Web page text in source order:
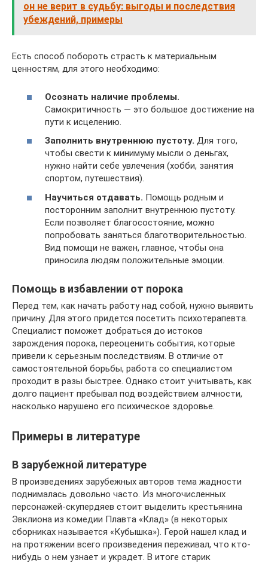
он не верит в судьбу: выгоды и последствия
убеждений, примеры
Есть способ побороть страсть к материальным
ценностям, для этого необходимо:
Осознать наличие проблемы.
Самокритичность — это большое достижение на
пути к исцелению.
Заполнить внутреннюю пустоту. Для того,
чтобы свести к минимуму мысли о деньгах,
нужно найти себе увлечения (хобби, занятия
спортом, путешествия).
Научиться отдавать. Помощь родным и
посторонним заполнит внутреннюю пустоту.
Если позволяет благосостояние, можно
попробовать заняться благотворительностью.
Вид помощи не важен, главное, чтобы она
приносила людям положительные эмоции.
Помощь в избавлении от порока
Перед тем, как начать работу над собой, нужно выявить
причину. Для этого придется посетить психотерапевта.
Специалист поможет добраться до истоков
зарождения порока, переоценить события, которые
привели к серьезным последствиям. В отличие от
самостоятельной борьбы, работа со специалистом
проходит в разы быстрее. Однако стоит учитывать, как
долго пациент пребывал под воздействием алчности,
насколько нарушено его психическое здоровье.
Примеры в литературе
В зарубежной литературе
В произведениях зарубежных авторов тема жадности
поднималась довольно часто. Из многочисленных
персонажей-скупердяев стоит выделить крестьянина
Эвклиона из комедии Плавта «Клад» (в некоторых
сборниках называется «Кубышка»). Герой нашел клад и
на протяжении всего произведения переживал, что кто-
нибудь о нем узнает и украдет. В итоге старик